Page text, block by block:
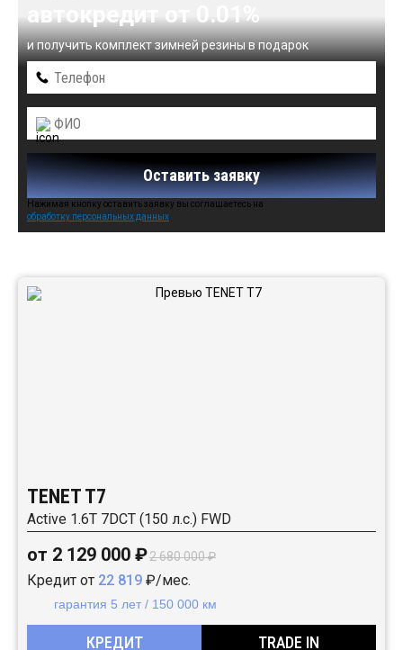
автокредит от 0.01%
и получить комплект зимней резины в подарок
Оставить заявку
Нажимая кнопку оставить заявку вы соглашаетесь на
обработку персональных данных
TENET T7
Active 1.6T 7DCT (150 л.с.) FWD
от 2 129 000 ₽2 680 000 ₽
Кредит от 22 819 ₽/мес.
гарантия 5 лет / 150 000 км
КРЕДИТ TRADE IN